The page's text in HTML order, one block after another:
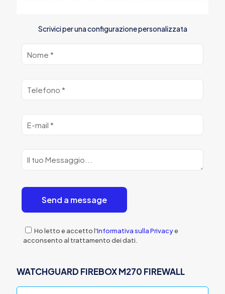
Scrivici per una configurazione personalizzata
Ho letto e accetto l'Informativa sulla Privacye
acconsento al trattamento dei dati.
WATCHGUARD FIREBOX M270 FIREWALL